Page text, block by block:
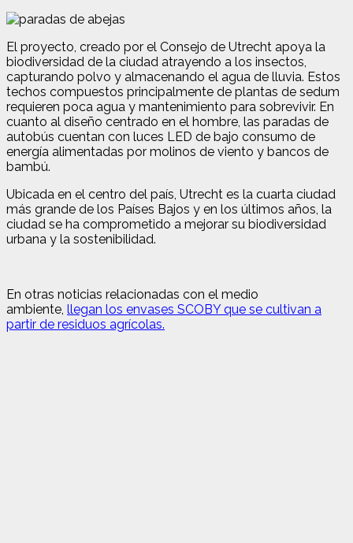
El proyecto, creado por el Consejo de Utrecht apoya la
biodiversidad de la ciudad atrayendo a los insectos,
capturando polvo y almacenando el agua de lluvia. Estos
techos compuestos principalmente de plantas de sedum
requieren poca agua y mantenimiento para sobrevivir. En
cuanto al diseño centrado en el hombre, las paradas de
autobús cuentan con luces LED de bajo consumo de
energía alimentadas por molinos de viento y bancos de
bambú.
Ubicada en el centro del país, Utrecht es la cuarta ciudad
más grande de los Países Bajos y en los últimos años, la
ciudad se ha comprometido a mejorar su biodiversidad
urbana y la sostenibilidad.
En otras noticias relacionadas con el medio
ambiente, llegan los envases SCOBY que se cultivan a
partir de residuos agrícolas.